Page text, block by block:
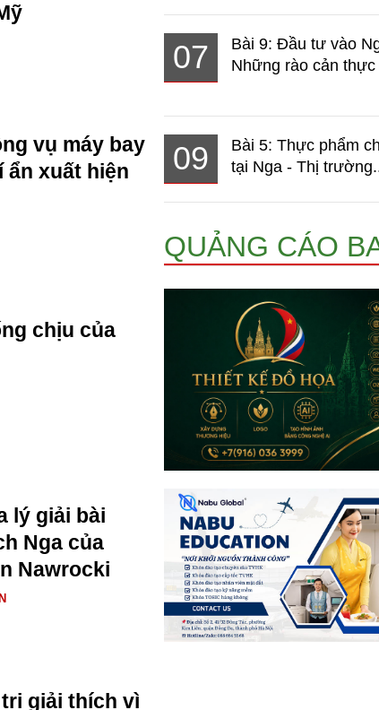
vụ máy bay
xuất hiện
chịu của
lý giải bài
Nga của
Nawrocki
giải thích vì
07
Bài 9: Đầu tư vào
Những rào cản thực
09
Bài 5: Thực phẩm
tại Nga - Thị
QUẢNG CÁO